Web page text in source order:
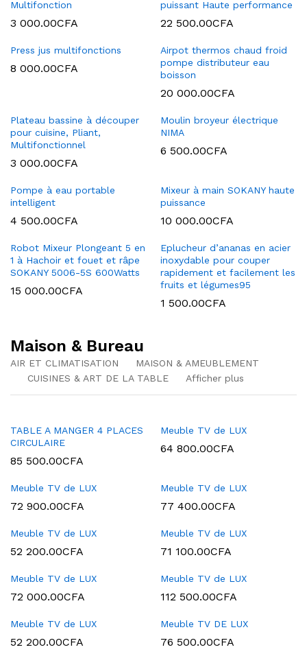
Multifonction
3 000.00CFA
puissant Haute performance
22 500.00CFA
Press jus multifonctions
8 000.00CFA
Airpot thermos chaud froid
pompe distributeur eau
boisson
20 000.00CFA
Plateau bassine à découper
pour cuisine, Pliant,
Multifonctionnel
3 000.00CFA
Moulin broyeur électrique
NIMA
6 500.00CFA
Pompe à eau portable
intelligent
4 500.00CFA
Mixeur à main SOKANY haute
puissance
10 000.00CFA
Robot Mixeur Plongeant 5 en
1 à Hachoir et fouet et râpe
SOKANY 5006-5S 600Watts
15 000.00CFA
Eplucheur d’ananas en acier
inoxydable pour couper
rapidement et facilement les
fruits et légumes95
1 500.00CFA
Maison & Bureau
AIR ET CLIMATISATION
MAISON & AMEUBLEMENT
CUISINES & ART DE LA TABLE
Afficher plus
TABLE A MANGER 4 PLACES
CIRCULAIRE
85 500.00CFA
Meuble TV de LUX
64 800.00CFA
Meuble TV de LUX
72 900.00CFA
Meuble TV de LUX
77 400.00CFA
Meuble TV de LUX
52 200.00CFA
Meuble TV de LUX
71 100.00CFA
Meuble TV de LUX
72 000.00CFA
Meuble TV de LUX
112 500.00CFA
Meuble TV de LUX
52 200.00CFA
Meuble TV DE LUX
76 500.00CFA